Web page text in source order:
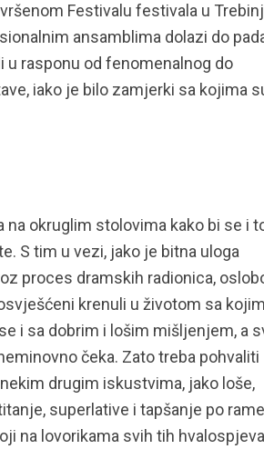
Festivalu festivala u
ansamblima dolazi do
u rasponu od fenomenalnog do
iako je bilo zamjerki sa kojima
okruglim stolovima kako bi se i
S tim u vezi, jako je bitna uloga
proces dramskih radionica,
krenuli u životom sa
i sa dobrim i lošim mišljenjem, a
čeka. Zato treba pohvaliti
drugim iskustvima, jako loše,
superlative i tapšanje po
na lovorikama svih tih hvalospjeva